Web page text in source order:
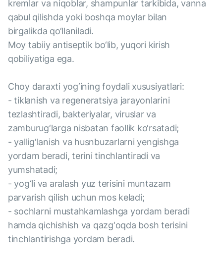
kremlar va niqoblar, shampunlar tarkibida, vanna
qabul qilishda yoki boshqa moylar bilan
birgalikda qo‘llaniladi.
Moy tabiiy antiseptik bo‘lib, yuqori kirish
qobiliyatiga ega.
Choy daraxti yog‘ining foydali xususiyatlari:
- tiklanish va regeneratsiya jarayonlarini
tezlashtiradi, bakteriyalar, viruslar va
zamburug‘larga nisbatan faollik ko‘rsatadi;
- yallig‘lanish va husnbuzarlarni yengishga
yordam beradi, terini tinchlantiradi va
yumshatadi;
- yog‘li va aralash yuz terisini muntazam
parvarish qilish uchun mos keladi;
- sochlarni mustahkamlashga yordam beradi
hamda qichishish va qazg‘oqda bosh terisini
tinchlantirishga yordam beradi.